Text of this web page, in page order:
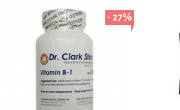
- 27%